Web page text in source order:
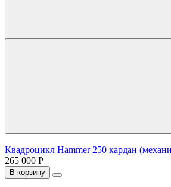
Квадроцикл Hammer 250 кардан
265 000 Р
В корзину